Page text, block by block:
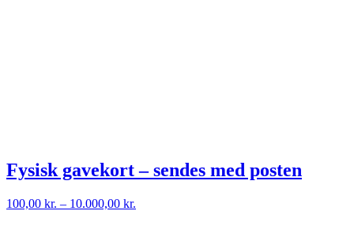
Fysisk gavekort – sendes med posten
100,00 kr. – 10.000,00 kr.